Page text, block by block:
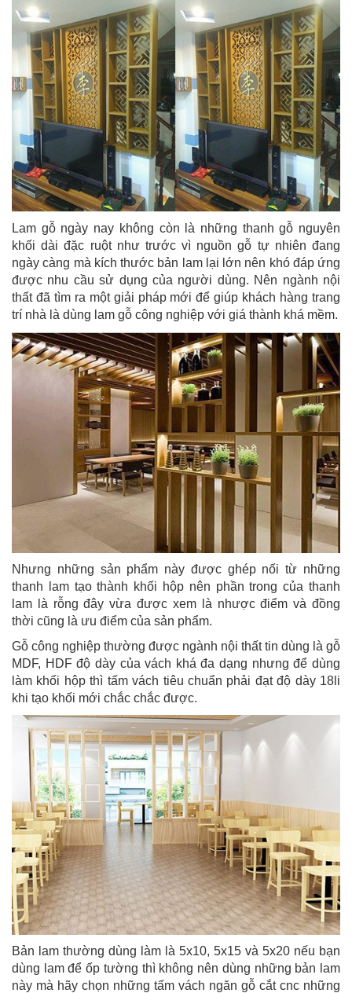
Lam gỗ ngày nay không còn là những thanh gỗ nguyên
khối dài đặc ruột như trước vì nguồn gỗ tự nhiên đang
ngày càng mà kích thước bản lam lại lớn nên khó đáp ứng
được nhu cầu sử dụng của người dùng. Nên ngành nội
thất đã tìm ra một giải pháp mới để giúp khách hàng trang
trí nhà là dùng lam gỗ công nghiệp với giá thành khá mềm.
Nhưng những sản phẩm này được ghép nối từ những
thanh lam tạo thành khối hộp nên phần trong của thanh
lam là rỗng đây vừa được xem là nhược điểm và đồng
thời cũng là ưu điểm của sản phẩm.
Gỗ công nghiệp thường được ngành nội thất tin dùng là gỗ
MDF, HDF độ dày của vách khá đa dạng nhưng để dùng
làm khối hộp thì tấm vách tiêu chuẩn phải đạt độ dày 18li
khi tạo khối mới chắc chắc được.
Bản lam thường dùng làm là 5x10, 5x15 và 5x20 nếu bạn
dùng lam để ốp tường thì không nên dùng những bản lam
này mà hãy chọn những tấm vách ngăn gỗ cắt cnc những